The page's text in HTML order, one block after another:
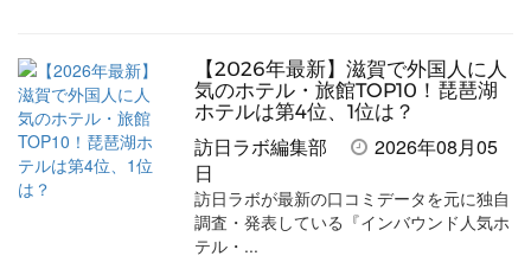
【2026年最新】滋賀で外国人に人
気のホテル・旅館TOP10！琵琶湖
ホテルは第4位、1位は？
訪日ラボ編集部
2026年08月05
日
訪日ラボが最新の口コミデータを元に独自
調査・発表している『インバウンド人気ホ
テル・...